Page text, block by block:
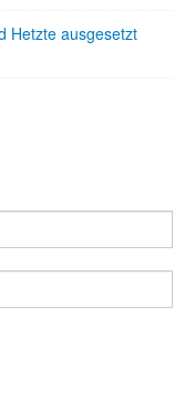
Hetzte ausgesetzt